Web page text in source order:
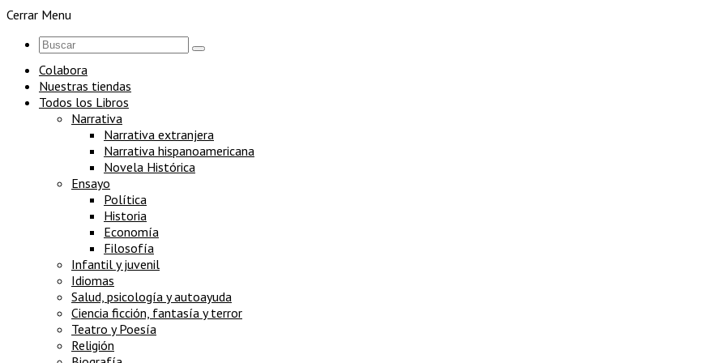
Cerrar Menu
Colabora
Nuestras tiendas
Todos los Libros
Narrativa
Narrativa extranjera
Narrativa hispanoamericana
Novela Histórica
Ensayo
Política
Historia
Economía
Filosofía
Infantil y juvenil
Idiomas
Salud, psicología y autoayuda
Ciencia ficción, fantasía y terror
Teatro y Poesía
Religión